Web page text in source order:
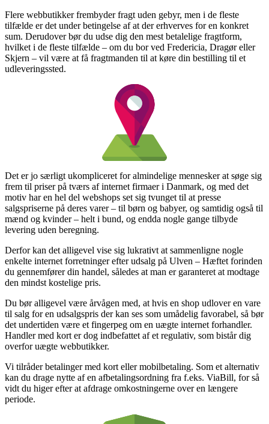
Flere webbutikker frembyder fragt uden gebyr, men i de fleste
tilfælde er det under betingelse af at der erhverves for en konkret
sum. Derudover bør du udse dig den mest betalelige fragtform,
hvilket i de fleste tilfælde – om du bor ved Fredericia, Dragør eller
Skjern – vil være at få fragtmanden til at køre din bestilling til et
udleveringssted.
Det er jo særligt ukompliceret for almindelige mennesker at søge sig
frem til priser på tværs af internet firmaer i Danmark, og med det
motiv har en hel del webshops set sig tvunget til at presse
salgspriserne på deres varer – til børn og babyer, og samtidig også til
mænd og kvinder – helt i bund, og endda nogle gange tilbyde
levering uden beregning.
Derfor kan det alligevel vise sig lukrativt at sammenligne nogle
enkelte internet forretninger efter udsalg på Ulven – Hæftet forinden
du gennemfører din handel, således at man er garanteret at modtage
den mindst kostelige pris.
Du bør alligevel være årvågen med, at hvis en shop udlover en vare
til salg for en udsalgspris der kan ses som umådelig favorabel, så bør
det undertiden være et fingerpeg om en uægte internet forhandler.
Handler med kort er dog indbefattet af et regulativ, som bistår dig
overfor uægte webbutikker.
Vi tilråder betalinger med kort eller mobilbetaling. Som et alternativ
kan du drage nytte af en afbetalingsordning fra f.eks. ViaBill, for så
vidt du higer efter at afdrage omkostningerne over en længere
periode.